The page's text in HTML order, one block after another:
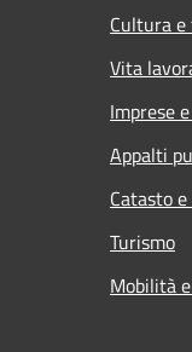
Cultura
Vita
Imprese
Appalti
Catasto
Turismo
Mobilità